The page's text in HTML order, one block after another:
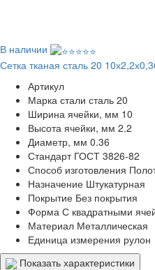
В наличии
Сетка тканая сталь 20
Артикул
Марка стали сталь 20
Ширина ячейки, мм 10
Высота ячейки, мм 2.2
Диаметр, мм 0.36
Стандарт ГОСТ 3826-82
Способ изготовления
Назначение Штукатурная
Покрытие Без покрытия
Форма С квадратными
Материал Металлическая
Единица измерения рулон
Показать характеристики